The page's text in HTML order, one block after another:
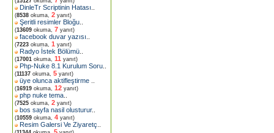
DinleTr Scriptinin Hatası
(8538 okuma, 2 yanıt)
Şeritli resimler Bloğu
(13609 okuma, 7 yanıt)
facebook duvar yazısı
(7223 okuma, 1 yanıt)
Radyo İstek Bölümü
(17001 okuma, 11 yanıt)
Php-Nuke 8.1 Kurulum Soru
(11137 okuma, 5 yanıt)
üye olunca aktifleştirme
(16919 okuma, 12 yanıt)
php nuke tema
(7525 okuma, 2 yanıt)
bos sayfa nasil olusturur..
(10559 okuma, 4 yanıt)
Resim Galersi Ve Ziyaretç